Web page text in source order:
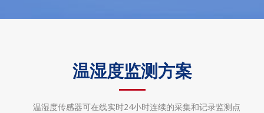
温湿度监测方案
温湿度传感器可在线实时24小时连续的采集和记录监测点